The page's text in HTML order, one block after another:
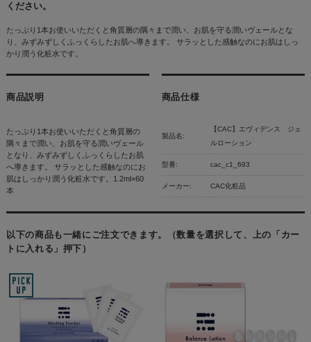
ください。
たっぷり1本お使いいただくと角質層の隅々まで潤い、お肌を守る潤いヴェールとな
り、みずみずしくふっくらしたお肌へ導きます。 サラッとした感触なのにお肌はしっ
かり潤う化粧水です。
商品説明
たっぷり1本お使いいただくと角質層の
隅々まで潤い、お肌を守る潤いヴェール
となり、みずみずしくふっくらしたお肌
へ導きます。 サラッとした感触なのにお
肌はしっかり潤う化粧水です。1.2ml×60
本
商品仕様
製品名:
【CAC】エヴィデンス ジェ
ルローション
型番: cac_c1_693
メーカー: CAC化粧品
以下の商品も一緒にご注文できます。（数量を選択して、上の「カー
トに入れる」押下）